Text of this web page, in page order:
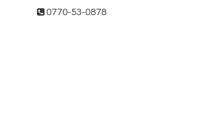
0770-53-0878